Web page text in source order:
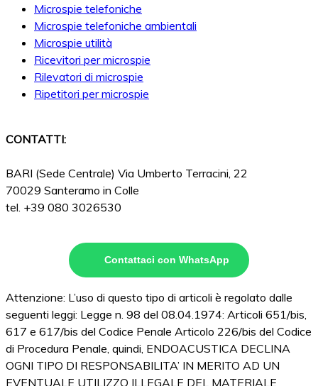
Microspie telefoniche
Microspie telefoniche ambientali
Microspie utilità
Ricevitori per microspie
Rilevatori di microspie
Ripetitori per microspie
CONTATTI:
BARI (Sede Centrale) Via Umberto Terracini, 22
70029 Santeramo in Colle
tel. +39 080 3026530
Contattaci con WhatsApp
Attenzione: L’uso di questo tipo di articoli è regolato dalle
seguenti leggi: Legge n. 98 del 08.04.1974: Articoli 651/bis,
617 e 617/bis del Codice Penale Articolo 226/bis del Codice
di Procedura Penale, quindi, ENDOACUSTICA DECLINA
OGNI TIPO DI RESPONSABILITA’ IN MERITO AD UN
EVENTUALE UTILIZZO ILLEGALE DEL MATERIALE